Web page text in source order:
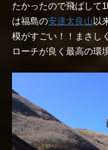
たかったので飛ばして
は福島の安達太良山以
模がすごい！！まさし
ローチが良く最高の環